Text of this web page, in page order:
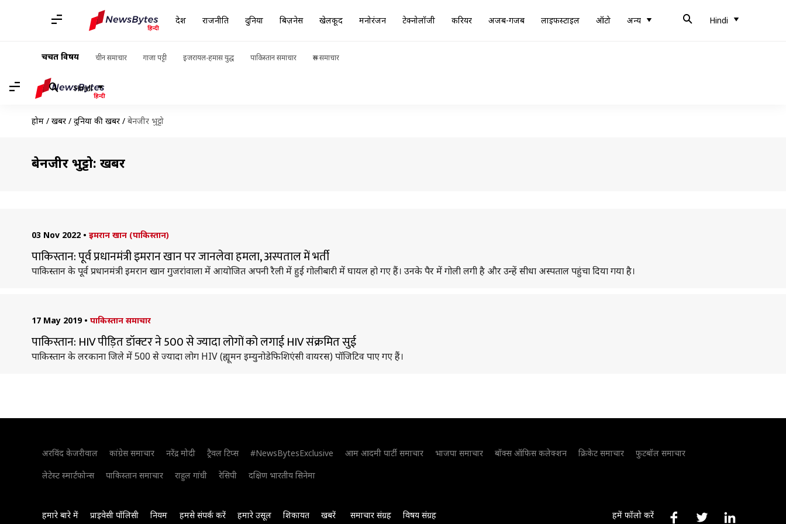
देश राजनीति दुनिया बिज़नेस खेलकूद मनोरंजन टेक्नोलॉजी करियर अजब-गजब लाइफस्टाइल ऑटो अन्य Hindi
चर्चित विषय चीन समाचार गाजा पट्टी इजरायल-हमास युद्ध पाकिस्तान समाचार रूस समाचार
Hindi
होम / खबरें / दुनिया की खबरें / बेनजीर भुट्टो
बेनजीर भुट्टो: खबरें
03 Nov 2022 • इमरान खान (पाकिस्तान)
पाकिस्तान: पूर्व प्रधानमंत्री इमरान खान पर जानलेवा हमला, अस्पताल में भर्ती
पाकिस्तान के पूर्व प्रधानमंत्री इमरान खान गुजरांवाला में आयोजित अपनी रैली में हुई गोलीबारी में घायल हो गए हैं। उनके पैर में गोली लगी है और उन्हें सीधा अस्पताल पहुंचा दिया गया है।
17 May 2019 • पाकिस्तान समाचार
पाकिस्तान: HIV पीड़ित डॉक्‍टर ने 500 से ज्यादा लोगों को लगाई HIV संक्रमित सुई
पाकिस्तान के लरकाना जिले में 500 से ज्‍यादा लोग HIV (ह्यूमन इम्युनोडेफिशिएंसी वायरस) पॉजिटिव पाए गए हैं।
अरविंद केजरीवाल कांग्रेस समाचार नरेंद्र मोदी ट्रैवल टिप्स #NewsBytesExclusive आम आदमी पार्टी समाचार भाजपा समाचार बॉक्स ऑफिस कलेक्शन क्रिकेट समाचार
फुटबॉल समाचार
लेटेस्ट स्मार्टफोन्स
पाकिस्तान समाचार राहुल गांधी रेसिपी दक्षिण भारतीय सिनेमा
हमारे बारे में प्राइवेसी पॉलिसी नियम हमसे संपर्क करें हमारे उसूल शिकायत खबरें समाचार संग्रह विषय संग्रह हमें फॉलो करें